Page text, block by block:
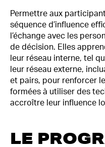
Permettre aux
séquence d’influence
l’échange avec les
de décision. Elles
leur réseau interne, tel
leur réseau externe,
et pairs, pour renforcer
formées à utiliser des
accroître leur influence
LE